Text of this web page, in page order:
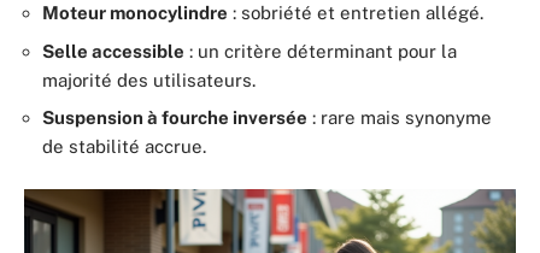
Moteur monocylindre : sobriété et entretien allégé.
Selle accessible : un critère déterminant pour la
majorité des utilisateurs.
Suspension à fourche inversée : rare mais synonyme
de stabilité accrue.